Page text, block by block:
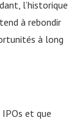
l’historique
à rebondir
à long
et que